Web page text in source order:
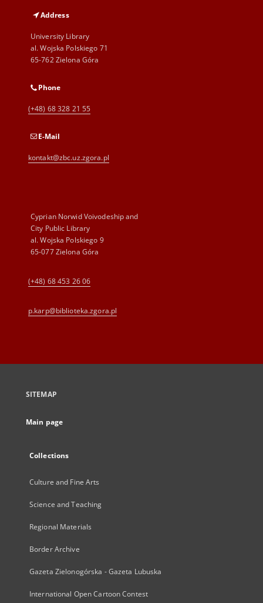
Address
University Library
al. Wojska Polskiego 71
65-762 Zielona Góra
Phone
(+48) 68 328 21 55
E-Mail
kontakt@zbc.uz.zgora.pl
Cyprian Norwid Voivodeship and
City Public Library
al. Wojska Polskiego 9
65-077 Zielona Góra
(+48) 68 453 26 06
p.karp@biblioteka.zgora.pl
SITEMAP
Main page
Collections
Culture and Fine Arts
Science and Teaching
Regional Materials
Border Archive
Gazeta Zielonogórska - Gazeta Lubuska
International Open Cartoon Contest